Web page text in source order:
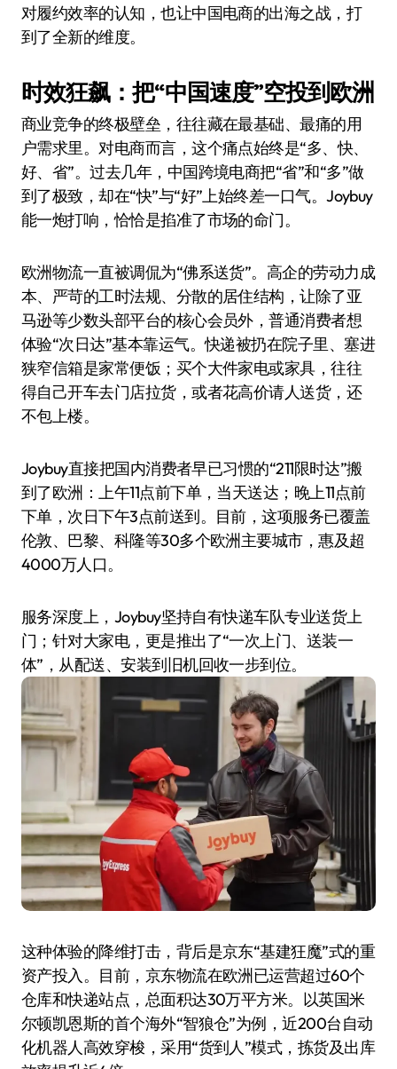
对履约效率的认知，也让中国电商的出海之战，打
到了全新的维度。
时效狂飙：把“中国速度”空投到欧洲
商业竞争的终极壁垒，往往藏在最基础、最痛的用
户需求里。对电商而言，这个痛点始终是“多、快、
好、省”。过去几年，中国跨境电商把“省”和“多”做
到了极致，却在“快”与“好”上始终差一口气。Joybuy
能一炮打响，恰恰是掐准了市场的命门。
欧洲物流一直被调侃为“佛系送货”。高企的劳动力成
本、严苛的工时法规、分散的居住结构，让除了亚
马逊等少数头部平台的核心会员外，普通消费者想
体验“次日达”基本靠运气。快递被扔在院子里、塞进
狭窄信箱是家常便饭；买个大件家电或家具，往往
得自己开车去门店拉货，或者花高价请人送货，还
不包上楼。
Joybuy直接把国内消费者早已习惯的“211限时达”搬
到了欧洲：上午11点前下单，当天送达；晚上11点前
下单，次日下午3点前送到。目前，这项服务已覆盖
伦敦、巴黎、科隆等30多个欧洲主要城市，惠及超
4000万人口。
服务深度上，Joybuy坚持自有快递车队专业送货上
门；针对大家电，更是推出了“一次上门、送装一
体”，从配送、安装到旧机回收一步到位。
这种体验的降维打击，背后是京东“基建狂魔”式的重
资产投入。目前，京东物流在欧洲已运营超过60个
仓库和快递站点，总面积达30万平方米。以英国米
尔顿凯恩斯的首个海外“智狼仓”为例，近200台自动
化机器人高效穿梭，采用“货到人”模式，拣货及出库